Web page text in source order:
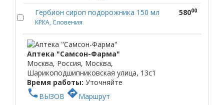
Гербион сироп подорожника 150 мл
КРКА, Словения
58000
Аптека "Самсон-Фарма"
Москва, Россия, Москва,
Шарикоподшипниковская улица, 13с1
Время работы: Уточняйте
phone ВЫЗОВ directionsМаршрут